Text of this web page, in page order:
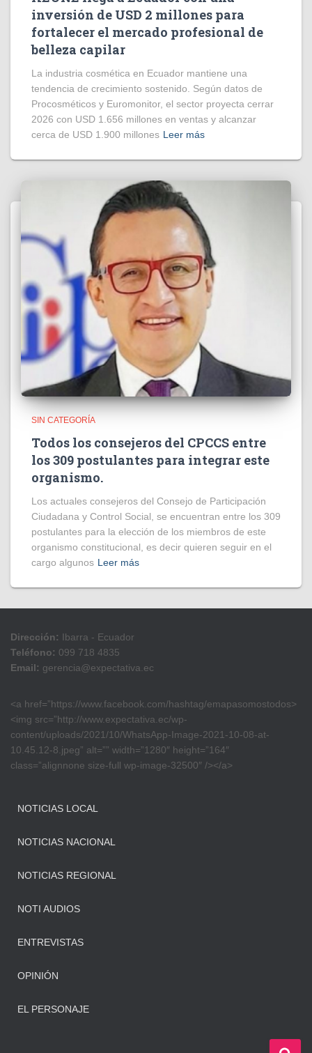
inversión de USD 2 millones para
fortalecer el mercado profesional de
belleza capilar
La industria cosmética en Ecuador mantiene una
tendencia de crecimiento sostenido. Según datos de
Procosméticos y Euromonitor, el sector proyecta cerrar
2026 con USD 1.656 millones en ventas y alcanzar
cerca de USD 1.900 millones Leer más
SIN CATEGORÍA
Todos los consejeros del CPCCS entre
los 309 postulantes para integrar este
organismo.
Los actuales consejeros del Consejo de Participación
Ciudadana y Control Social, se encuentran entre los 309
postulantes para la elección de los miembros de este
organismo constitucional, es decir quieren seguir en el
cargo algunos Leer más
Dirección: Ibarra - Ecuador
Teléfono: 099 718 4835
Email: gerencia@expectativa.ec
<a href=”https://www.facebook.com/hashtag/emapasomostodos>
<img src=”http://www.expectativa.ec/wp-
content/uploads/2021/10/WhatsApp-Image-2021-10-08-at-
10.45.12-8.jpeg” alt=”” width=”1280″ height=”164″
class=”alignnone size-full wp-image-32500″ /></a>
NOTICIAS LOCAL
NOTICIAS NACIONAL
NOTICIAS REGIONAL
NOTI AUDIOS
ENTREVISTAS
OPINIÓN
EL PERSONAJE